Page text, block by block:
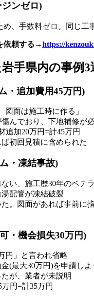
ンゼロ)
、手数料ゼロ。同じ工
依頼する→https://
手県内の事例3
・追加費用45万円)
図面は施工時に作る」
んでおり、下地補修が
追加20万円=計45万円
初回見積に含められた
・凍結事故)
い、施工歴30年のベテラ
配管が凍結破裂
。図面があれば事前に
・機会損失30万円)
円」と言われ省略
(最大30万円)を申請し
が、業者が未説明
円=計35万円